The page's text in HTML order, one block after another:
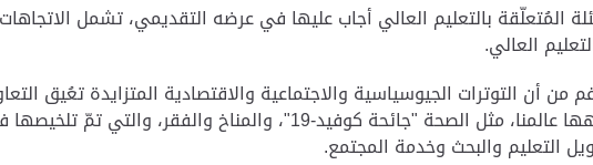
بالتعليم العالي أجاب عليها في عرضه التقديمي، تشمل
العالي.
من أن التوترات الجيوسياسية والاجتماعية والاقتصادية المتزايدة تعُيق
والاقتصادية العالمية التي يواجهها عالمنا، مثل الصحة "جائحة
التعليم والبحث وخدمة المجتمع.